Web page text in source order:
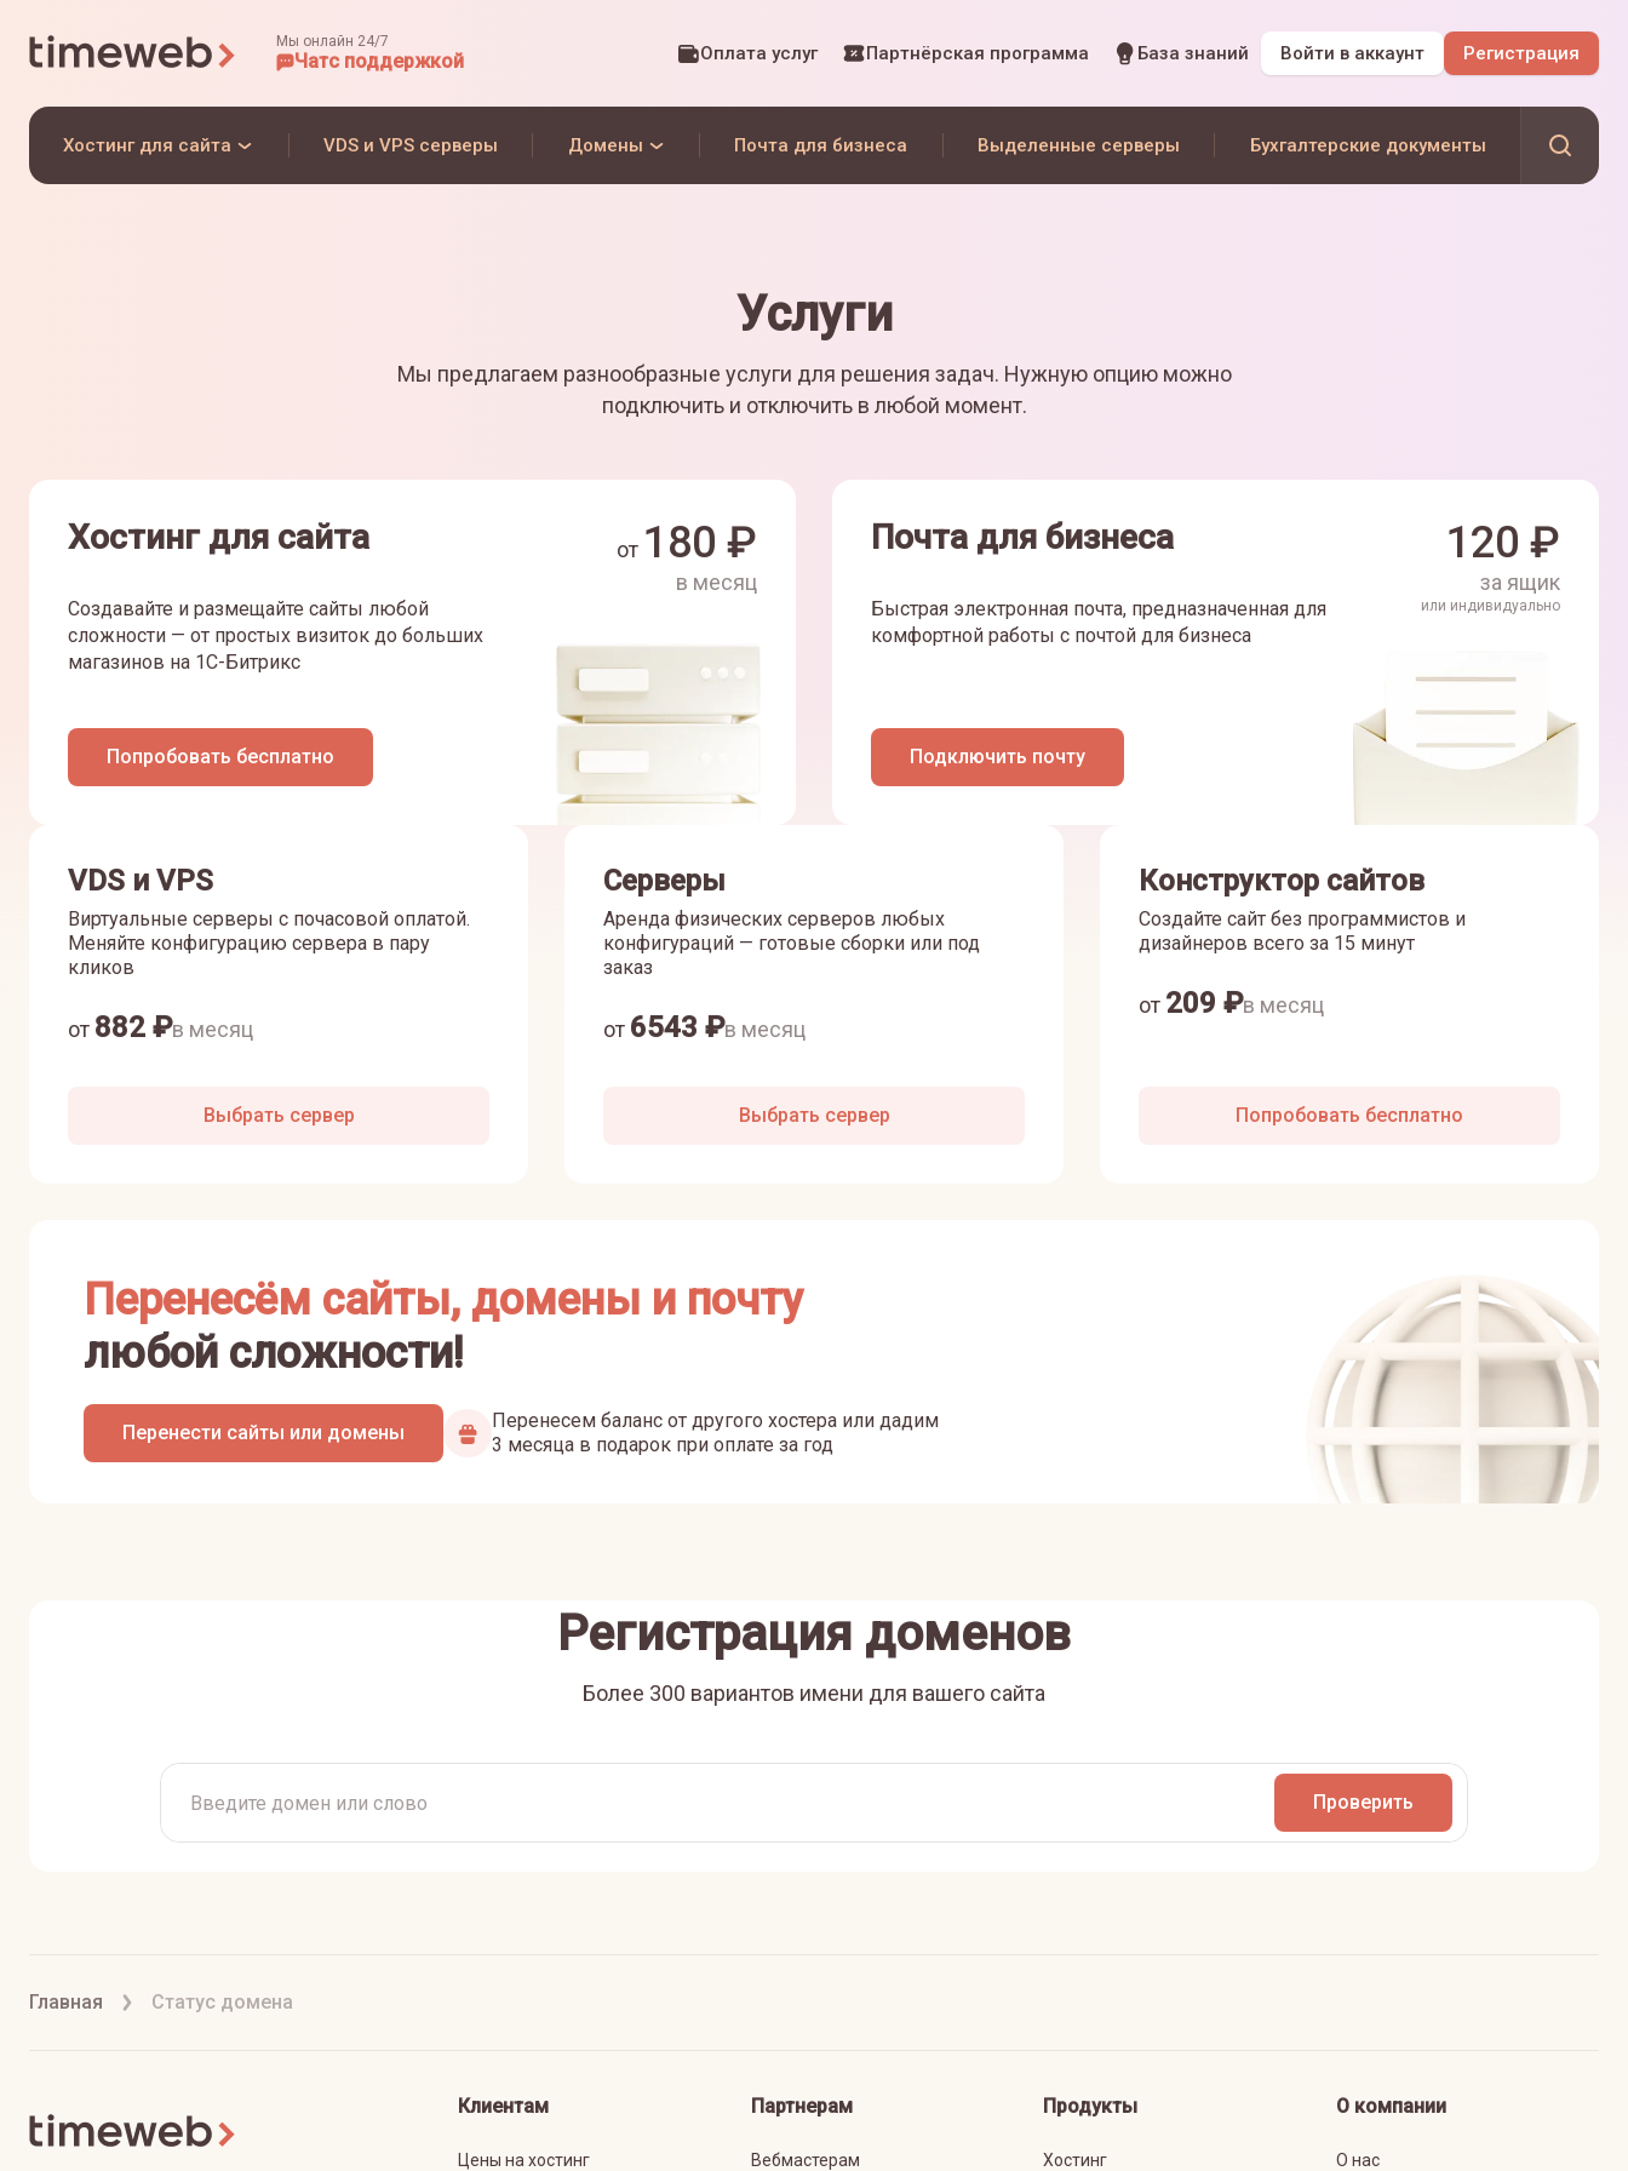
Мы онлайн 24/7
Чатс поддержкой Оплата услуг Партнёрская программа База знаний Войти в аккаунт Регистрация
Хостинг для сайта VDS и VPS серверы Домены Почта для бизнеса Выделенные серверы Бухгалтерские документы
Услуги
Мы предлагаем разнообразные услуги для решения задач. Нужную опцию можно
подключить и отключить в любой момент.
Хостинг для сайта
Создавайте и размещайте сайты любой
сложности — от простых визиток до больших
магазинов на 1С-Битрикс
Попробовать бесплатно
от 180 ₽
в месяц
Почта для бизнеса
Быстрая электронная почта, предназначенная для
комфортной работы с почтой для бизнеса
Подключить почту
120 ₽
за ящик
или индивидуально
VDS и VPS
Виртуальные серверы с почасовой оплатой.
Меняйте конфигурацию сервера в пару
кликов
от 882 ₽в месяц
Выбрать сервер
Серверы
Аренда физических серверов любых
конфигураций — готовые сборки или под
заказ
от 6543 ₽в месяц
Выбрать сервер
Конструктор сайтов
Создайте сайт без программистов и
дизайнеров всего за 15 минут
от 209 ₽в месяц
Попробовать бесплатно
Перенесём сайты, домены и почту
любой сложности!
Перенести сайты или домены
Перенесем баланс от другого хостера или дадим
3 месяца в подарок при оплате за год
Регистрация доменов
Более 300 вариантов имени для вашего сайта
Проверить
Главная Статус домена
Клиентам
Цены на хостинг
Партнерам
Вебмастерам
Продукты
Хостинг
О компании
О нас